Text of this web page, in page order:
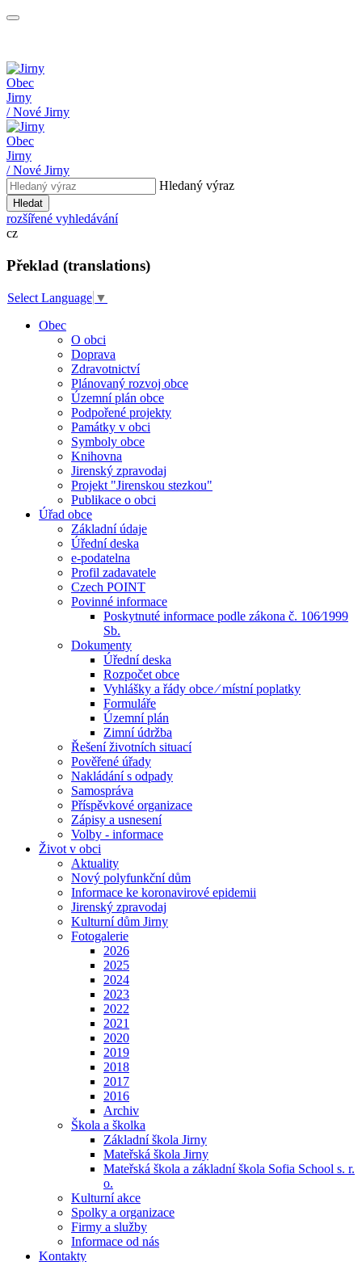
Obec
Jirny
/ Nové Jirny
Obec
Jirny
/ Nové Jirny
Hledaný výraz
Hledat
rozšířené vyhledávání
cz
Překlad (translations)
Select Language ▼
Obec
O obci
Doprava
Zdravotnictví
Plánovaný rozvoj obce
Územní plán obce
Podpořené projekty
Památky v obci
Symboly obce
Knihovna
Jirenský zpravodaj
Projekt "Jirenskou stezkou"
Publikace o obci
Úřad obce
Základní údaje
Úřední deska
e-podatelna
Profil zadavatele
Czech POINT
Povinné informace
Poskytnuté informace podle zákona č. 106⁄1999
Sb.
Dokumenty
Úřední deska
Rozpočet obce
Vyhlášky a řády obce ⁄ místní poplatky
Formuláře
Územní plán
Zimní údržba
Řešení životních situací
Pověřené úřady
Nakládání s odpady
Samospráva
Příspěvkové organizace
Zápisy a usnesení
Volby - informace
Život v obci
Aktuality
Nový polyfunkční dům
Informace ke koronavirové epidemii
Jirenský zpravodaj
Kulturní dům Jirny
Fotogalerie
2026
2025
2024
2023
2022
2021
2020
2019
2018
2017
2016
Archiv
Škola a školka
Základní škola Jirny
Mateřská škola Jirny
Mateřská škola a základní škola Sofia School s. r.
o.
Kulturní akce
Spolky a organizace
Firmy a služby
Informace od nás
Kontakty